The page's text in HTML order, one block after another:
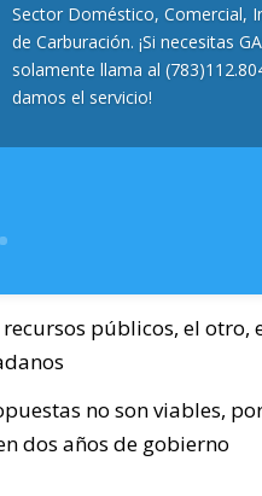
Sector Doméstico, Comercial,
de Carburación. ¡Si necesitas
solamente llama al
damos el servicio!
públicos, el otro,
no son viables,
dos años de gobierno